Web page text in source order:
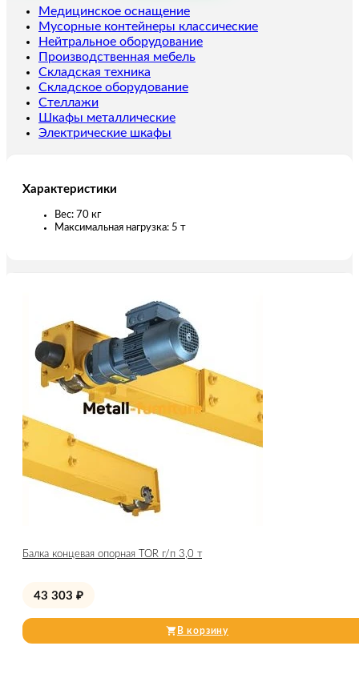
5,0-
У3
Н=3
м
Медицинское оснащение
Мусорные контейнеры классические
Нейтральное оборудование
Производственная мебель
Складская техника
Складское оборудование
Стеллажи
Шкафы металлические
Электрические шкафы
Характеристики
Вес: 70 кг
Максимальная нагрузка: 5 т
Балка концевая опорная TOR г/п 3,0 т
43 303 ₽
В корзину